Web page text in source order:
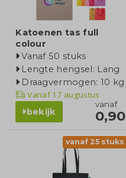
Katoenen tas full
colour
Vanaf 50 stuks
Lengte hengsel: Lang
Draagvermogen: 10 kg
Vanaf17 augustus
bekijk
vanaf
0,90
vanaf 25 stuks